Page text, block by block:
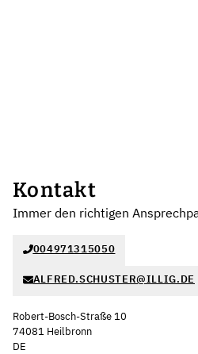
Kontakt
Immer den richtigen
004971315050
ALFRED.SCHUSTER@ILLIG.DE
Robert-Bosch-Straße 10
74081 Heilbronn
DE